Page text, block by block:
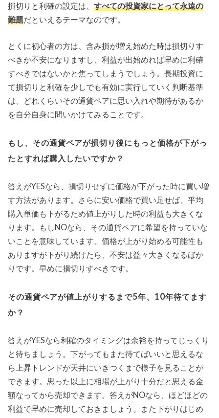
損切りと利確の設定は、すべての投資家にとって永遠の
難題だといえるテーマなのです。
とくに初心者の方は、含み損が増え始めた時は損切りす
べきか不安になりますし、利益が出始めれば早めに利確
すべきではないかと焦ってしまうでしょう。長期投資に
て損切りと利確を少しでも有効に実行していく判断基準
は、どれくらいその通貨ペアに思い入れや期待があるか
を自分自身に問いかけてみることです。
もし、その通貨ペアが損切り後にもっと価格が下がっ
たとすれば購入したいですか？
答えがYESなら、損切りせずに価格が下がった時に買い増
す方法があります。さらに安い価格で買い足せば、平均
購入単価も下がるため値上がりした時の利益も大きくな
ります。もしNOなら、その通貨ペアに希望を持っていな
いことを意味しています。価格が上がり始める可能性も
ありますが下がり続けたら、不安は益々大きくなるばか
りです。早めに損切りすべきです。
その通貨ペアが値上がりするまで5年、10年待てます
か？
答えがYESなら利確のタイミングは余裕を持ってじっくり
と待ちましょう。下がってもまた待てばいいと思えるな
ら上昇トレンドが天井にいきつくまで様子を見ることが
できます。思った以上に相場が上がり十分だと思える金
額なってから売却できます。答えがNOなら、ほどほどの
利益で早めに売却しておきましょう。また下がりはじめ